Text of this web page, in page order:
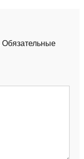
Обязательные